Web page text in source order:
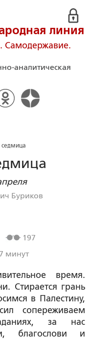
линия
Самодержавие.
аналитическая
седмица
Буриков
197
минут
время.
Стирается грань
в Палестину,
сопереживаем
за нас
благослови и